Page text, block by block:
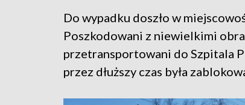
Do wypadku doszło w
Poszkodowani z niewielkimi
przetransportowani do Szpitala
przez dłuższy czas była